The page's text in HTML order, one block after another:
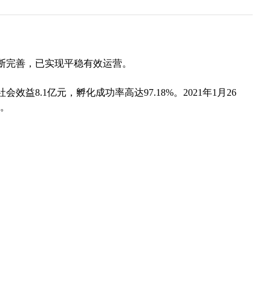
善，已实现平稳有效运营。
效益8.1亿元，孵化成功率高达97.18%。2021年1月26